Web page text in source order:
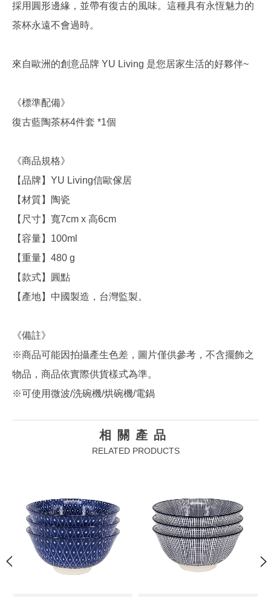
採用圓形邊緣，並帶有復古的風味。這種具有永恆魅力的
茶杯永遠不會過時。
來自歐洲的創意品牌 YU Living 是您居家生活的好夥伴~
《標準配備》
復古藍陶茶杯4件套 *1個
《商品規格》
【品牌】YU Living信歐傢居
【材質】陶瓷
【尺寸】寬7cm x 高6cm
【容量】100ml
【重量】480 g
【款式】圓點
【產地】中國製造，台灣監製。
《備註》
※商品可能因拍攝產生色差，圖片僅供參考，不含擺飾之
物品，商品依實際供貨樣式為準。
※可使用微波/洗碗機/烘碗機/電鍋
相關產品
RELATED PRODUCTS